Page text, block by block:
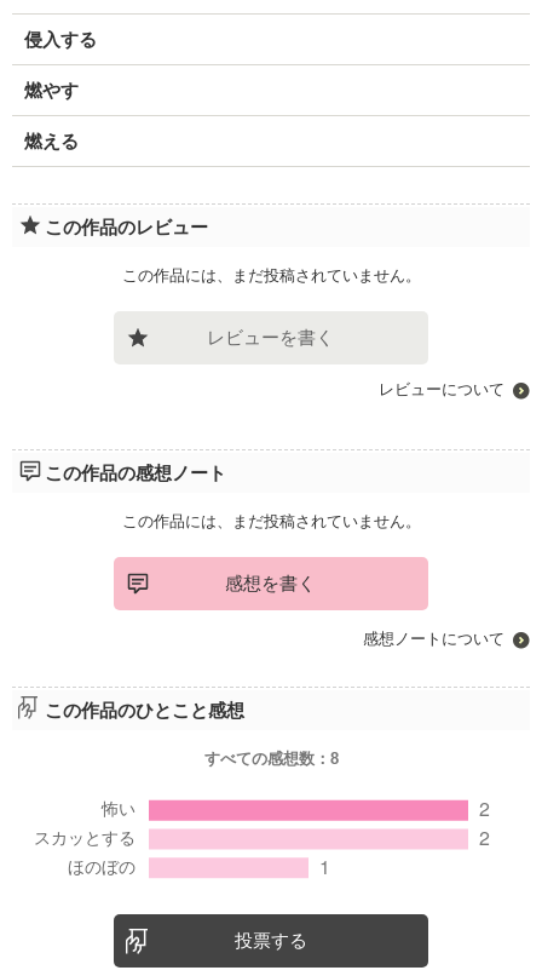
侵入する
燃やす
燃える
この作品のレビュー
この作品には、まだ投稿されていません。
レビューを書く
レビューについて
この作品の感想ノート
この作品には、まだ投稿されていません。
感想を書く
感想ノートについて
この作品のひとこと感想
すべての感想数： 8
投票する